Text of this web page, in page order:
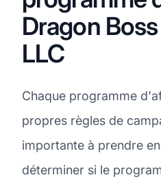
Dragon
LLC
Chaque programme
propres règles de
importante à prendre
déterminer si le